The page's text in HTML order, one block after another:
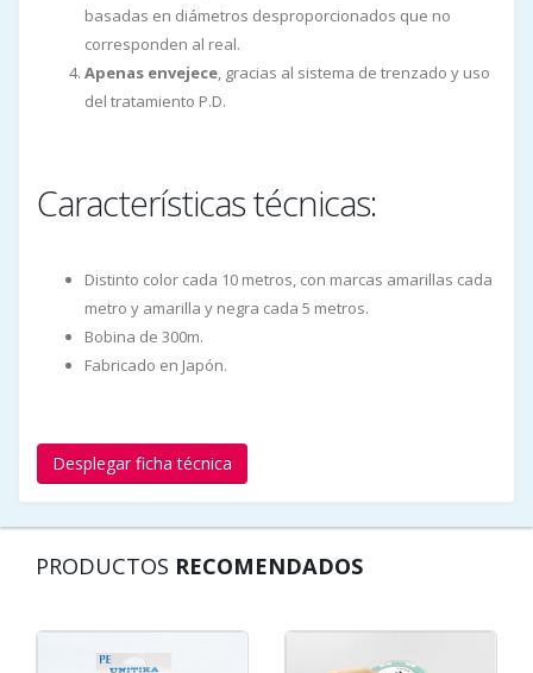
basadas en diámetros desproporcionados que no
corresponden al real.
Apenas envejece, gracias al sistema de trenzado y uso
del tratamiento P.D.
Características técnicas:
Distinto color cada 10 metros, con marcas amarillas cada
metro y amarilla y negra cada 5 metros.
Bobina de 300m.
Fabricado en Japón.
Desplegar ficha técnica
PRODUCTOS RECOMENDADOS